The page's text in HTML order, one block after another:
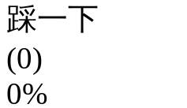
踩一下
(0)
0%